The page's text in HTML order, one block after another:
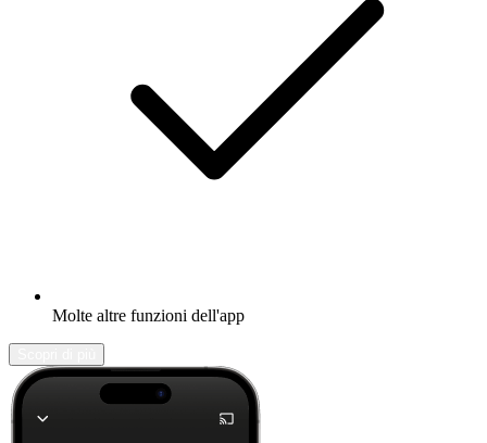
Molte altre funzioni dell'app